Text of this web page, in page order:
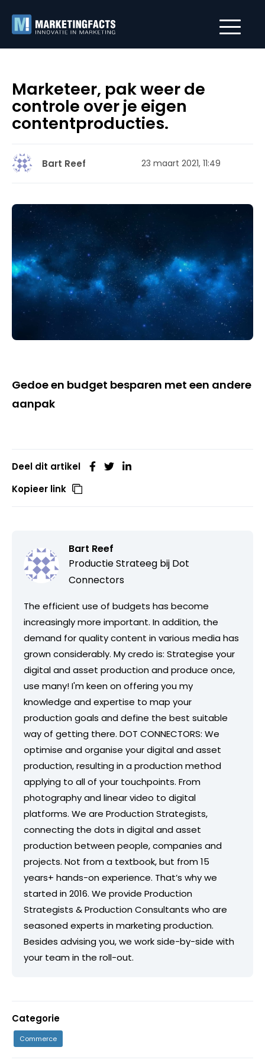
Marketeer, pak weer de
controle over je eigen
contentproducties.
Bart Reef 23 maart 2021, 11:49
Gedoe en budget besparen met een andere
aanpak
Deel dit artikel
Kopieer link
Bart Reef
Productie Strateeg bij Dot
Connectors
The efficient use of budgets has become
increasingly more important. In addition, the
demand for quality content in various media has
grown considerably. My credo is: Strategise your
digital and asset production and produce once,
use many! I'm keen on offering you my
knowledge and expertise to map your
production goals and define the best suitable
way of getting there. DOT CONNECTORS: We
optimise and organise your digital and asset
production, resulting in a production method
applying to all of your touchpoints. From
photography and linear video to digital
platforms. We are Production Strategists,
connecting the dots in digital and asset
production between people, companies and
projects. Not from a textbook, but from 15
years+ hands-on experience. That’s why we
started in 2016. We provide Production
Strategists & Production Consultants who are
seasoned experts in marketing production.
Besides advising you, we work side-by-side with
your team in the roll-out.
Categorie
Commerce